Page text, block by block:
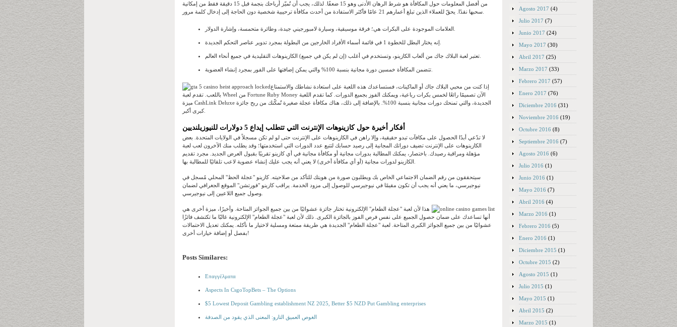
من أفضل المعلومات حول المكافأة هو شرط الرهان الأدنى وهو 15 ضعفًا. لذلك، يجب أن تُميّز أرباحك بنجمة قبل 15 دقيقة فقط من إمكانية
إذا كنت من محبي البلاك جاك أو الماكينات، فستساعدك هذه اللعبة على استعادة نشاطك والاستمتاع
باللعب. تقدم لعبة Wheel من Fortune Ruby Money الآن تصميمًا رائعًا لخمس بكرات رباعية، ويمكنك الفوز بجميع الدورات. كما تقدم اللعبة
ميزة CashLink Deluxe الجديدة، والتي تمنحك دورات مجانية بنسبة 100%. بالإضافة إلى ذلك، هناك مكافأة عجلة صغيرة تُمكّنك من ربح جائزة
كبرى أكبر.
أفكار أخيرة حول كازينوهات الإنترنت التي تتطلب إيداع 5 دولارات للنيوزيلنديين
لا تدّعي أبدًا الحصول على مكافآت تبدو حقيقية، وإلا راهن في الكازينوهات على الإنترنت حتى لو لم تكن مسجلاً في الولايات المتحدة. بعض
الكازينوهات على الإنترنت تضيف دوراتك المجانية إلى رصيد حسابك لتتبع عدد الدورات التي استخدمتها؛ وقد يطلب منك الآخرون لعب لعبة
مؤهلة ومراقبة رصيدك. باختصار، يمكنك المطالبة بدورات مجانية أو مكافأة مجانية في أي كازينو تقريبًا بقبول العرض الجديد. مجرد تقديم
سيتحققون من رقم الضمان الاجتماعي الخاص بك ويطلبون صورة من هويتك للتأكد من صلاحيته. كازينو "عجلة الحظ" المحلي مُسجل في
نيوجيرسي، ما يعني أنه يجب أن تكون مقيمًا في نيوجيرسي للوصول إلى مزود الخدمة. يراقب كازينو "فورتشن" الموقع الجغرافي لضمان
هذا لأن لعبة "عجلة الطعام" الإلكترونية تختار جائزة عشوائيًا من بين جميع الجوائز المتاحة. وأخيرًا، ميزة أخرى هي
أنها تساعدك على ضمان حصول الجميع على نفس فرص الفوز بالجائزة الكبرى. ذلك لأن لعبة "عجلة الطعام" الإلكترونية غالبًا ما تكتشف فائزًا
عشوائيًا من بين جميع الجوائز الكبرى المتاحة. لعبة "عجلة الطعام" الجديدة هي طريقة ممتعة ومسلية لاختيار ما نأكله. يمكنك تعديل الاحتمالات
بفصل أو إضافة خيارات أخرى!
Posts Similares:
Επαγγέλματα
Aspects In CsgoTopBets – The Options
$5 Lowest Deposit Gambling establishment NZ 2025, Better $5 NZD Put Gambling enterprises
الغوص العميق التارو: المعنى الذي يقود من الصدفة
Agosto 2017 (4)
Julio 2017 (7)
Junio 2017 (24)
Mayo 2017 (30)
Abril 2017 (25)
Marzo 2017 (33)
Febrero 2017 (57)
Enero 2017 (76)
Diciembre 2016 (31)
Noviembre 2016 (19)
Octubre 2016 (8)
Septiembre 2016 (7)
Agosto 2016 (6)
Julio 2016 (1)
Junio 2016 (1)
Mayo 2016 (7)
Abril 2016 (4)
Marzo 2016 (1)
Febrero 2016 (5)
Enero 2016 (1)
Diciembre 2015 (1)
Octubre 2015 (2)
Agosto 2015 (1)
Julio 2015 (1)
Mayo 2015 (1)
Abril 2015 (2)
Marzo 2015 (1)